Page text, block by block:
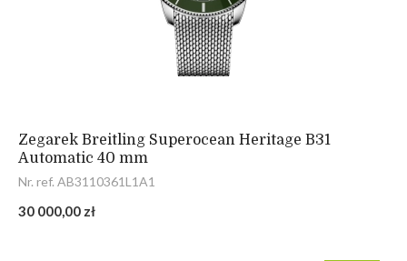
Zegarek Breitling Superocean Heritage B31
Automatic 40 mm
Nr. ref. AB3110361L1A1
30 000,00 zł